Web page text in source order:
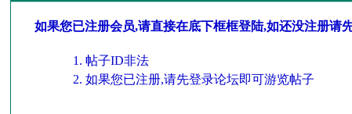
如果您已注册会员,请直接在底下框框登陆,如还没注册请
帖子ID非法
如果您已注册,请先登录论坛即可游览帖子